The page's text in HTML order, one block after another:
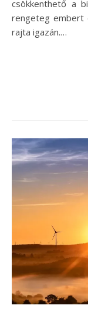
csökkenthető a
rengeteg embert
rajta igazán.…